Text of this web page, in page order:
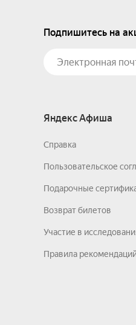
Подпишитесь на
Яндекс Афиша
Справка
Пользовательское
Подарочные
Возврат билетов
Участие в
Правила